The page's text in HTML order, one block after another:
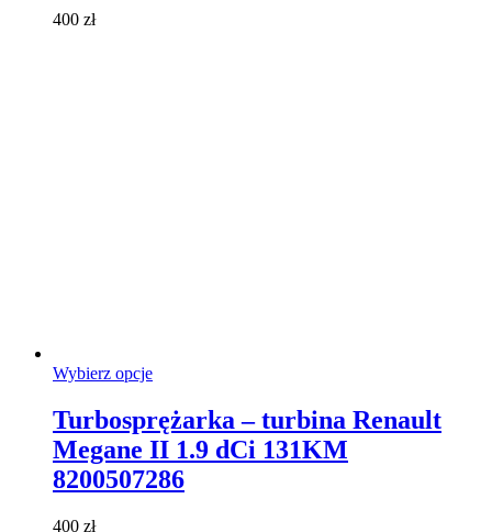
400 zł
Wybierz opcjeTen
wiele
wariantów.
Opcje
można
Turbosprężarka – turbina Renault
Megane II 1.9 dCi 131KM
8200507286
400 zł